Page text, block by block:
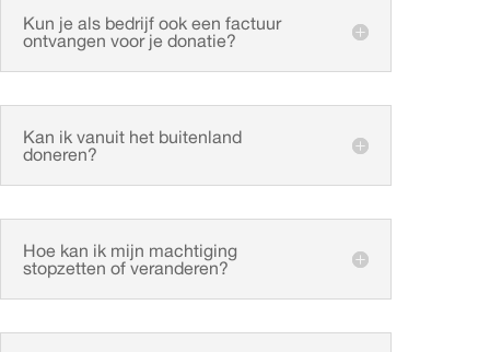
Kun je als bedrijf ook een factuur
ontvangen voor je donatie?
Kan ik vanuit het buitenland
doneren?
Hoe kan ik mijn machtiging
stopzetten of veranderen?